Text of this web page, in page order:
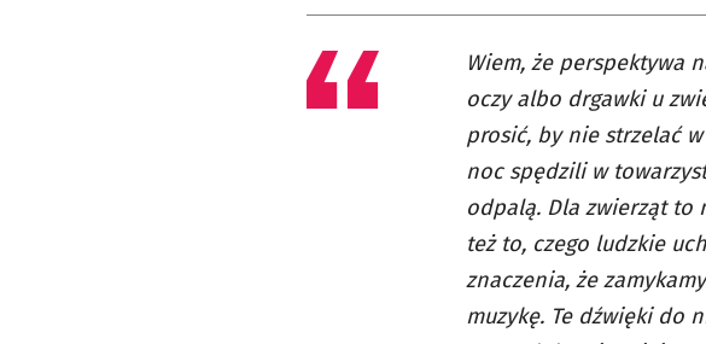
Wiem, że perspektywa
oczy albo drgawki u
prosić, by nie strzelać
noc spędzili w
odpalą. Dla zwierząt to
też to, czego ludzkie
znaczenia, że
muzykę. Te dźwięki do